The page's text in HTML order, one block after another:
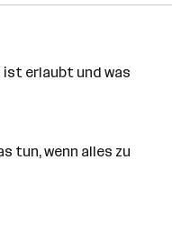
ist erlaubt und was
tun, wenn alles zu